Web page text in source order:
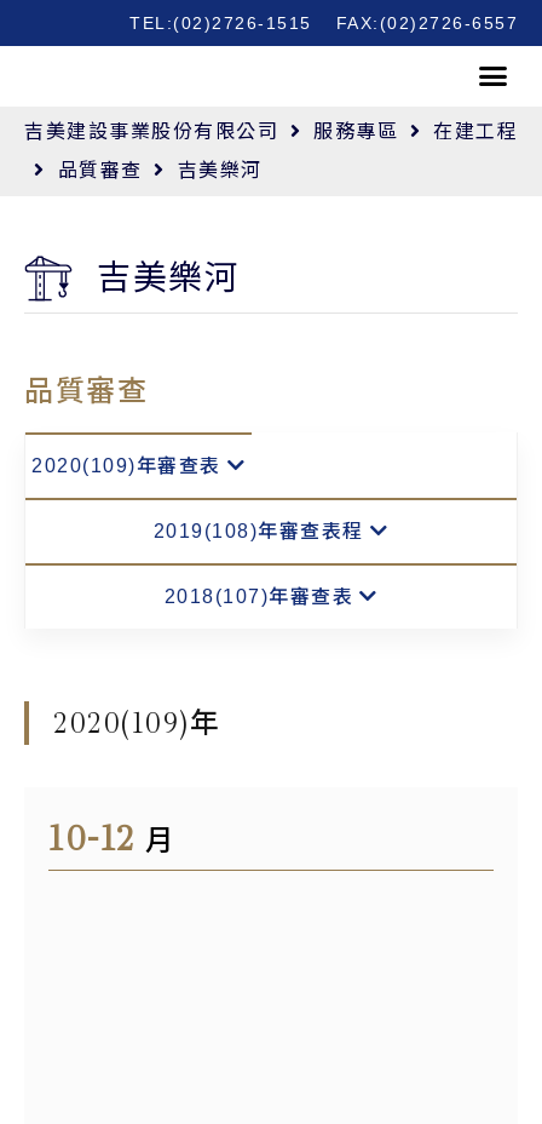
TEL:(02)2726-1515 FAX:(02)2726-6557
吉美建設事業股份有限公司 服務專區
在建工程
品質審查
吉美樂河
吉美樂河
品質審查
2020(109)年審查表
2019(108)年審查表程
2018(107)年審查表
2020(109)年
10-12 月